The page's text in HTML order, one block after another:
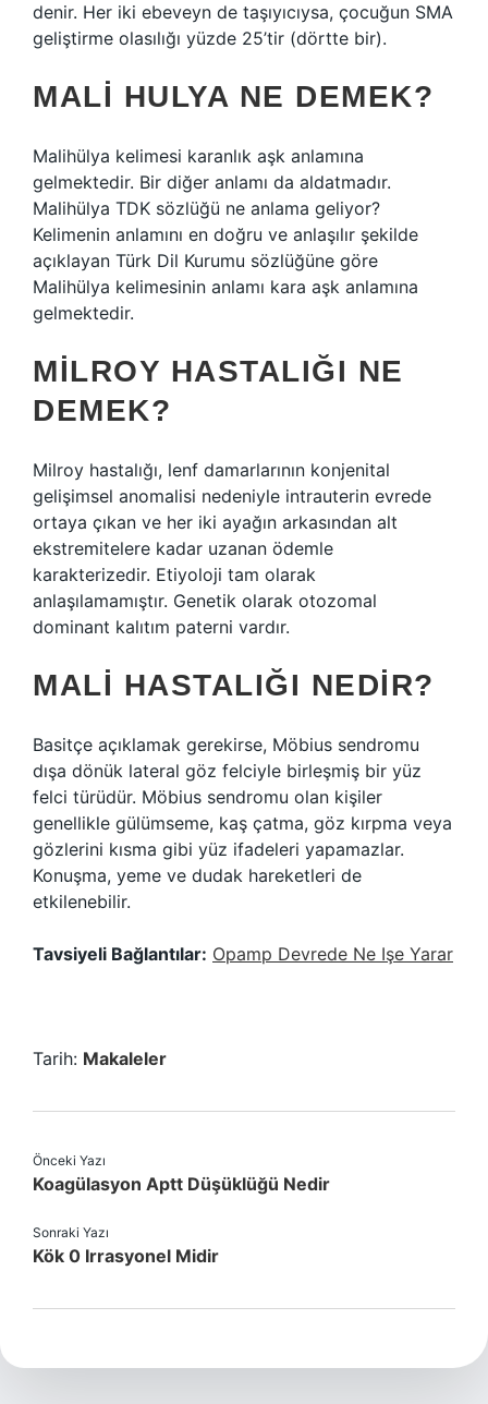
denir. Her iki ebeveyn de taşıyıcıysa, çocuğun SMA
geliştirme olasılığı yüzde 25’tir (dörtte bir).
MALI HULYA NE DEMEK?
Malihülya kelimesi karanlık aşk anlamına
gelmektedir. Bir diğer anlamı da aldatmadır.
Malihülya TDK sözlüğü ne anlama geliyor?
Kelimenin anlamını en doğru ve anlaşılır şekilde
açıklayan Türk Dil Kurumu sözlüğüne göre
Malihülya kelimesinin anlamı kara aşk anlamına
gelmektedir.
MILROY HASTALIĞI NE
DEMEK?
Milroy hastalığı, lenf damarlarının konjenital
gelişimsel anomalisi nedeniyle intrauterin evrede
ortaya çıkan ve her iki ayağın arkasından alt
ekstremitelere kadar uzanan ödemle
karakterizedir. Etiyoloji tam olarak
anlaşılamamıştır. Genetik olarak otozomal
dominant kalıtım paterni vardır.
MALI HASTALIĞI NEDIR?
Basitçe açıklamak gerekirse, Möbius sendromu
dışa dönük lateral göz felciyle birleşmiş bir yüz
felci türüdür. Möbius sendromu olan kişiler
genellikle gülümseme, kaş çatma, göz kırpma veya
gözlerini kısma gibi yüz ifadeleri yapamazlar.
Konuşma, yeme ve dudak hareketleri de
etkilenebilir.
Tavsiyeli Bağlantılar: Opamp Devrede Ne Işe Yarar
Tarih: Makaleler
Önceki Yazı
Koagülasyon Aptt Düşüklüğü Nedir
Sonraki Yazı
Kök 0 Irrasyonel Midir